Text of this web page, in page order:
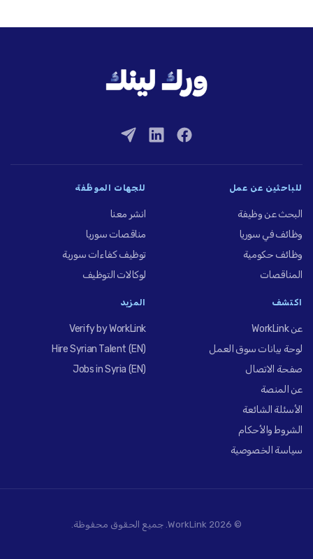
للباحثين عن عمل
البحث عن وظيفة
وظائف في سوريا
وظائف حكومية
المناقصات
للجهات الموظِّفة
انشر معنا
مناقصات سوريا
توظيف كفاءات سورية
لوكالات التوظيف
اكتشف
عن WorkLink
لوحة بيانات سوق العمل
صفحة الاتصال
عن المنصة
الأسئلة الشائعة
الشروط والأحكام
سياسة الخصوصية
المزيد
Verify by WorkLink
Hire Syrian Talent (EN)
Jobs in Syria (EN)
© 2026 WorkLink. جميع الحقوق محفوظة.